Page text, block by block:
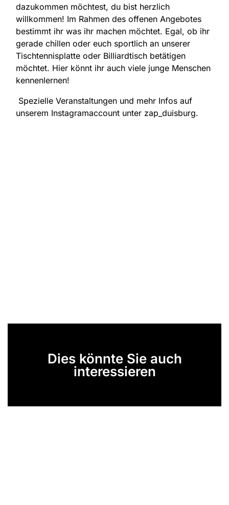
dazukommen möchtest, du bist herzlich
willkommen! Im Rahmen des offenen Angebotes
bestimmt ihr was ihr machen möchtet. Egal, ob ihr
gerade chillen oder euch sportlich an unserer
Tischtennisplatte oder Billiardtisch betätigen
möchtet. Hier könnt ihr auch viele junge Menschen
kennenlernen!
Spezielle Veranstaltungen und mehr Infos auf
unserem Instagramaccount unter zap_duisburg.
Dies könnte Sie auch
interessieren